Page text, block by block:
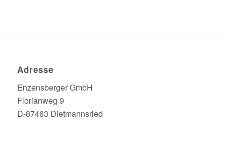
Adresse
Enzensberger GmbH
Florianweg 9
D-87463 Dietmannsried